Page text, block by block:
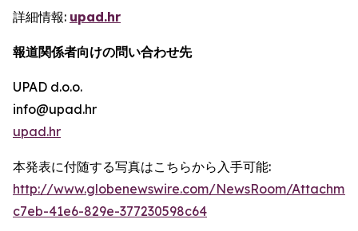
詳細情報: upad.hr
報道関係者向けの問い合わせ先
UPAD d.o.o.
info@upad.hr
upad.hr
本発表に付随する写真はこちらから入手可能:
http://www.globenewswire.com/NewsRoom/
c7eb-41e6-829e-377230598c64